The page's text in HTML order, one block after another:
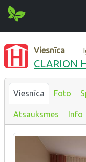
Viesnīca
CLARION
Viesnīca Foto
Atsauksmes Info